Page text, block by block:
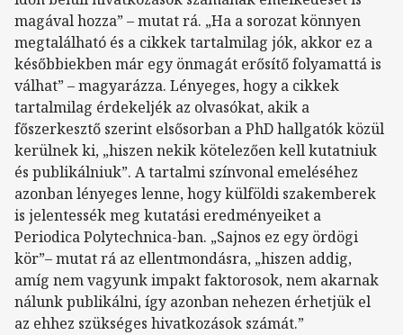
magával hozza” – mutat rá. „Ha a sorozat könnyen
megtalálható és a cikkek tartalmilag jók, akkor ez a
későbbiekben már egy önmagát erősítő folyamattá is
válhat” – magyarázza. Lényeges, hogy a cikkek
tartalmilag érdekeljék az olvasókat, akik a
főszerkesztő szerint elsősorban a PhD hallgatók közül
kerülnek ki, „hiszen nekik kötelezően kell kutatniuk
és publikálniuk”. A tartalmi színvonal emeléséhez
azonban lényeges lenne, hogy külföldi szakemberek
is jelentessék meg kutatási eredményeiket a
Periodica Polytechnica-ban. „Sajnos ez egy ördögi
kör”– mutat rá az ellentmondásra, „hiszen addig,
amíg nem vagyunk impakt faktorosok, nem akarnak
nálunk publikálni, így azonban nehezen érhetjük el
az ehhez szükséges hivatkozások számát.”